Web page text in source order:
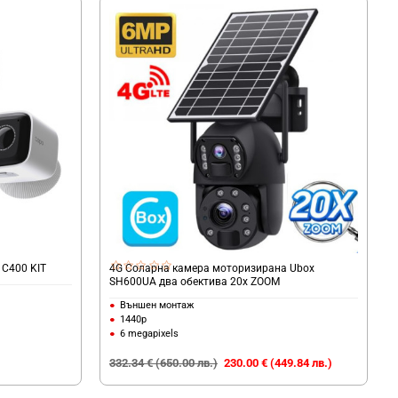
KIT
4G Соларна камера моторизирана Ubox
SH600UA два обектива 20х ZOOM
Външен монтаж
1440p
6 megapixels
230.00 € (449.84 лв.)
332.34 € (650.00 лв.)